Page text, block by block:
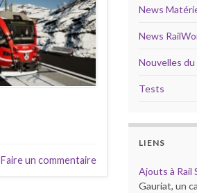
Faire un commentaire
News
News
Nouvelles du
Tests
LIENS
Ajouts à Rail
Gauriat, un